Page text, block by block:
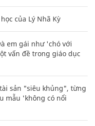
của Lý Nhã Kỳ
em gái như 'chó với
vấn đề trong giáo dục
sản "siêu khủng", từng
mẫu 'không có nổi